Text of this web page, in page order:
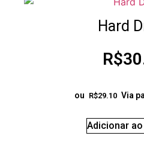
Hard
R$
ou R$29.10 Via
Adicionar